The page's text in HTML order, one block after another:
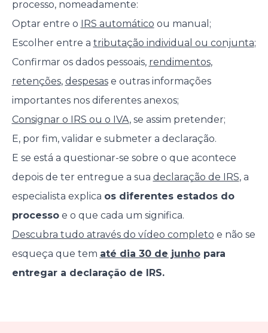
processo, nomeadamente:
Optar entre o IRS automático ou manual;
Escolher entre a tributação individual ou conjunta;
Confirmar os dados pessoais, rendimentos,
retenções, despesase outras informações
importantes nos diferentes anexos;
Consignar o IRS ou o IVA, se assim pretender;
E, por fim, validar e submeter a declaração.
E se está a questionar-se sobre o que acontece
depois de ter entregue a sua declaração de IRS, a
especialista explica os diferentes estados do
processoe o que cada um significa.
Descubra tudo através do vídeo completo e não se
esqueça que tem até dia 30 de junhopara
entregar a declaração de IRS.